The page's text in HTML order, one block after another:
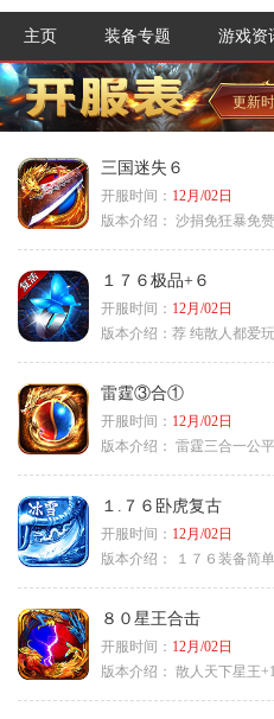
主页 装备专题 游戏资
更新
三国迷失６
开服时间： 12月/02日
版本介绍： 沙捐免狂暴免
１７６极品+６
开服时间： 12月/02日
版本介绍： 荐 纯散人都爱
雷霆③合①
开服时间： 12月/02日
版本介绍： 雷霆三合一公
１.７６卧虎复古
开服时间： 12月/02日
版本介绍：
１７６装备简
８０星王合击
开服时间： 12月/02日
版本介绍： 散人天下星王